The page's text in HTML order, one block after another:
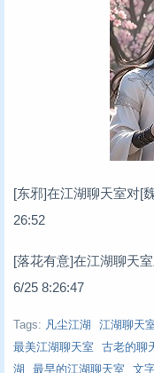
[东邪]在江湖聊天室对[
26:52
[落花有意]在江湖聊天
6/25 8:26:47
Tags: 凡尘江湖 江湖聊天
最美江湖聊天室
古老的聊
湖
最早的江湖聊天室 文